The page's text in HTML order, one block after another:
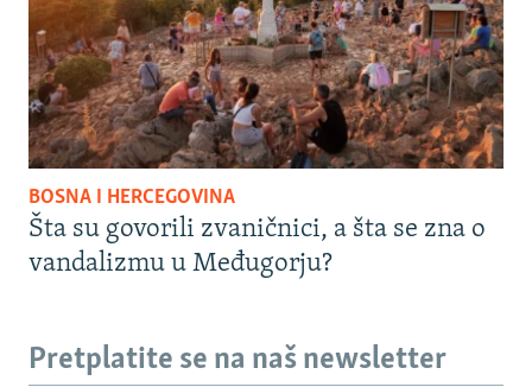
BOSNA I HERCEGOVINA
Šta su govorili zvaničnici, a šta se zna o
vandalizmu u Međugorju?
Pretplatite se na naš newsletter